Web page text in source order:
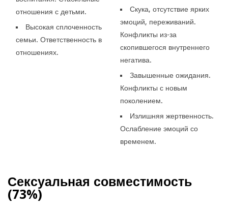
отношения с детьми.
Высокая сплоченность
семьи. Ответственность в
отношениях.
Скука, отсутствие ярких
эмоций, переживаний.
Конфликты из-за
скопившегося внутреннего
негатива.
Завышенные ожидания.
Конфликты с новым
поколением.
Излишняя жертвенность.
Ослабление эмоций со
временем.
Сексуальная совместимость
(73%)